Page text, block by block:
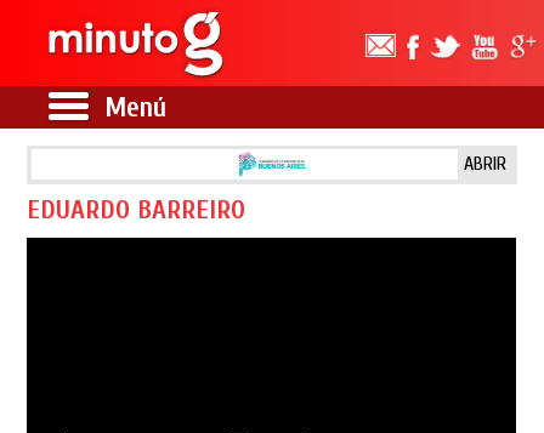
Menú
ABRIR
EDUARDO BARREIRO